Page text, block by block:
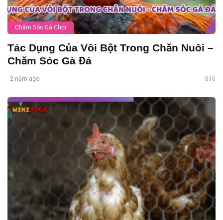
Chăm Sóc Gà Chọi
Tác Dụng Của Vôi Bột Trong Chăn Nuôi –
Chăm Sóc Gà Đá
2 năm ago 616